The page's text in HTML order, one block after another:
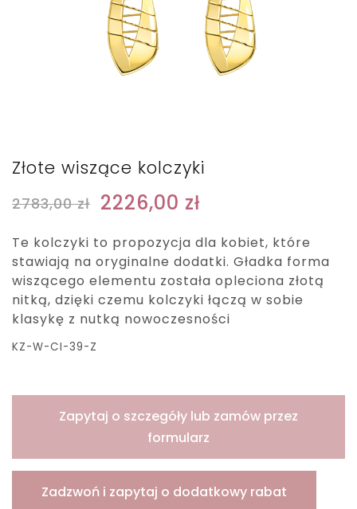
Złote wiszące kolczyki
2783,00zł 2226,00 zł
Te kolczyki to propozycja dla kobiet, które
stawiają na oryginalne dodatki. Gładka forma
wiszącego elementu została opleciona złotą
nitką, dzięki czemu kolczyki łączą w sobie
klasykę z nutką nowoczesności
KZ-W-CI-39-Z
Zapytaj o szczegóły lub zamów przez
formularz
Zadzwoń i zapytaj o dodatkowy rabat